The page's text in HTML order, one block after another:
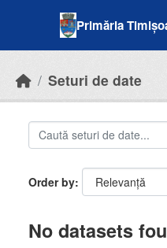
Primăria
Seturi de date
Order by
No datasets